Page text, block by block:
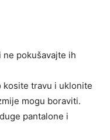
ne pokušavajte ih
kosite travu i uklonite
mogu boraviti.
pantalone i